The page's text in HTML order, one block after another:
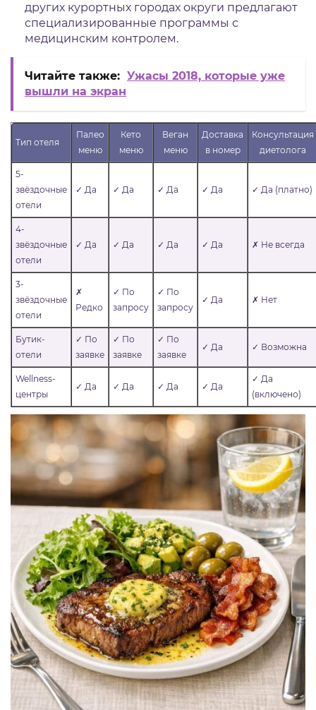
других курортных городах округи предлагают
специализированные программы с
медицинским контролем.
Читайте также: Ужасы 2018, которые уже
вышли на экран
Тип отеля
Палео
меню
Кето
меню
Веган
меню
Доставка
в номер
Консультация
диетолога
5-
звёздочные
отели
✓ Да ✓ Да ✓ Да ✓ Да ✓ Да (платно)
4-
звёздочные
отели
✓ Да ✓ Да ✓ Да ✓ Да ✗ Не всегда
3-
звёздочные
отели
✗
Редко
✓ По
запросу
✓ По
запросу
✓ Да ✗ Нет
Бутик-
отели
✓ По
заявке
✓ По
заявке
✓ По
заявке
✓ Да ✓ Возможна
Wellness-
центры
✓ Да ✓ Да ✓ Да ✓ Да
✓ Да
(включено)